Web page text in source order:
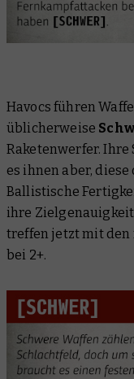
Havocs führen
üblicherweise
Raketenwerfer.
es ihnen aber,
Ballistische
ihre
treffen jetzt mit den
bei 2+.